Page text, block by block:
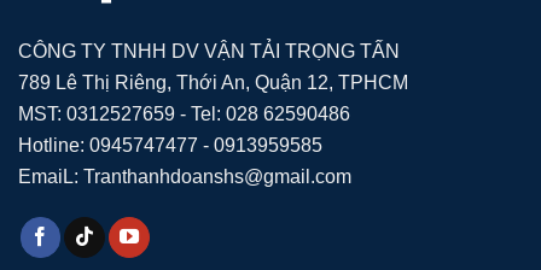
CÔNG TY TNHH DV VẬN TẢI TRỌNG TẤN
789 Lê Thị Riêng, Thới An, Quận 12, TPHCM
MST: 0312527659 - Tel: 028 62590486
Hotline: 0945747477 - 0913959585
EmaiL: Tranthanhdoanshs@gmail.com